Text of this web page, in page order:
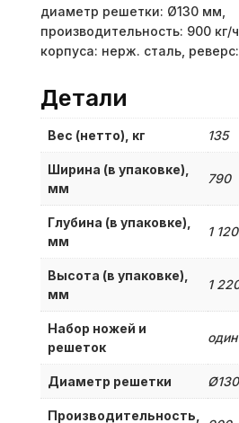
диаметр решетки: Ø130 мм,
производительность: 900 кг/
корпуса: нерж. сталь, реверс:
Детали
Вес (нетто), кг 135
Ширина (в упаковке),
мм
790
Глубина (в упаковке),
мм
1 120
Высота (в упаковке),
мм
1
Набор ножей и
решеток
Диаметр решетки
Производительность,